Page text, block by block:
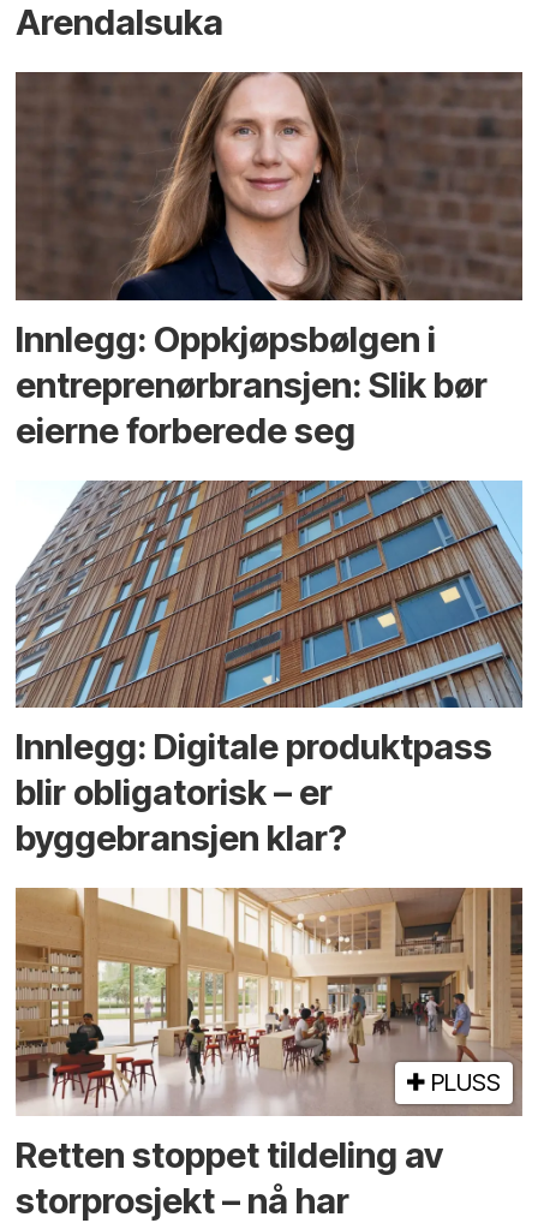
Arendals­uka
Innlegg: Oppkjøps­bølgen i
entreprenør­bransjen: Slik bør
eierne forberede seg
Innlegg: Digitale produktpass
blir obligatorisk – er
byggebransjen klar?
PLUSS
Retten stoppet tildeling av
storprosjekt – nå har